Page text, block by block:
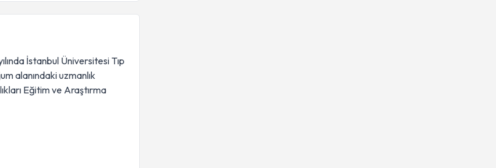
İstanbul Üniversitesi Tıp
alanındaki uzmanlık
Eğitim ve Araştırma